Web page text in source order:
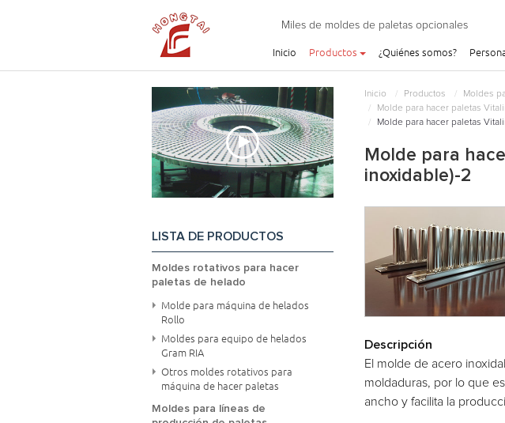
Miles de moldes de paletas opcionales
Inicio Productos ¿Quiénes somos?
Inicio Productos Moldes
Molde para hacer paletas
Molde para hacer paletas
Molde para
inoxidable)-2
Descripción
El molde de acero
moldaduras, por lo que
ancho y facilita la
LISTA DE PRODUCTOS
Moldes rotativos para hacer
paletas de helado
Molde para máquina de helados
Rollo
Moldes para equipo de helados
Gram RIA
Otros moldes rotativos para
máquina de hacer paletas
Moldes para líneas de